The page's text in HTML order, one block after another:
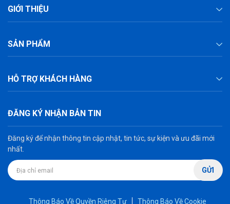
GIỚI THIỆU
SẢN PHẨM
HỖ TRỢ KHÁCH HÀNG
ĐĂNG KÝ NHẬN BẢN TIN
Đăng ký để nhận thông tin cập nhật, tin tức, sự kiện và ưu đãi mới
nhất.
GỬI
Thông Báo Về Quyền Riêng Tư Thông Báo Về Cookie